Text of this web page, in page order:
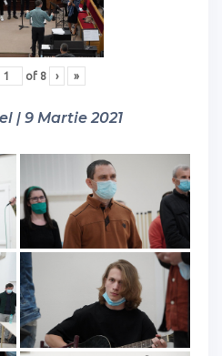
of 8 › »
| 9 Martie 2021